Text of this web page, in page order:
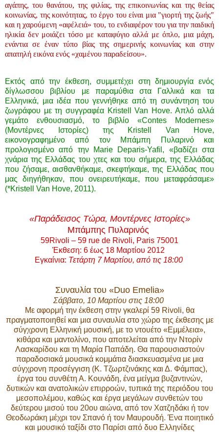
αγάπης, του θανάτου, της φιλίας, της επικοινωνίας και της θείας
κοινωνίας, της κοινότητας, το έργο του είναι μια "γιορτή της ζωής"
και η χαρούμενη «αφέλειά» του, το ενδιαφέρον του για την παιδική
ηλικία δεν μοιάζει τόσο με καταφύγιο αλλά με όπλο, μια μάχη,
ενάντια σε έναν τύπο βίας της σημερινής κοινωνίας και στην
απατηλή εικόνα ενός «χαμένου παραδείσου».
Εκτός από την έκθεση, συμμετέχει στη δημιουργία ενός
δίγλωσσου βιβλίου με παραμύθια στα Γαλλικά και τα
Ελληνικά, μια ιδέα που γεννήθηκε από τη συνάντηση του
ζωγράφου με τη συγγραφέα Kristell Van Hove. Απλό αλλά
γεμάτο ενθουσιασμό, το βιβλίο «Contes Modernes»
(Μοντέρνες Ιστορίες) της Kristell Van Hove,
εικονογραφημένο από τον Μπάμπη Πυλαρινό και
προλογισμένο από την Marie Deparis-Yafil, «βαδίζει στα
χνάρια της Ελλάδας του χτες και του σήμερα, της Ελλάδας
που ζήσαμε, αισθανθήκαμε, σκεφτήκαμε, της Ελλάδας που
μας διηγήθηκαν, που ονειρευτήκαμε, που μεταφράσαμε»
(*Kristell Van Hove, 2011).
«Παράδεισος Τώρα, Μοντέρνες Ιστορίες»
Μπάμπης Πυλαρινός
59Rivoli – 59 rue de Rivoli, Paris 75001
Έκθεση: 6 έως 18 Μαρτίου 2012
Εγκαίνια: Τετάρτη 7 Μαρτίου, από τις 18:00
Συναυλία του «Duo Emelia»
Σάββατο, 10 Μαρτίου στις 18:00
Με αφορμή την έκθεση στην γκαλερί 59 Rivoli, θα
πραγματοποιηθεί και μια συναυλία στο χώρο της έκθεσης με
σύγχρονη Ελληνική μουσική, με το ντουέτο «Εμμέλεια»,
κιθάρα και μαντολίνο, που αποτελείται από την Ντορίν
Λασκαρίδου και τη Μαρία Παπάδη. Θα παρουσιαστούν
παραδοσιακά μουσικά κομμάτια διασκευασμένα με μια
σύγχρονη προσέγγιση (Κ. Τζωρτζινάκης και Δ. Φάμπας),
έργα του συνθέτη Α. Κουνάδη, ένα μείγμα βυζαντινών,
δυτικών και ανατολικών επιρροών, τυπικά της περιόδου του
μεσοπολέμου, καθώς και έργα μεγάλων συνθετών του
δεύτερου μισού του 20ου αιώνα, από τον Χατζηδάκι ή τον
Θεοδωράκη μέχρι τον Σπανό ή τον Μαυρουδή. Ένα ποιητικό
και μουσικό ταξίδι στο Παρίσι από δυο Ελληνίδες